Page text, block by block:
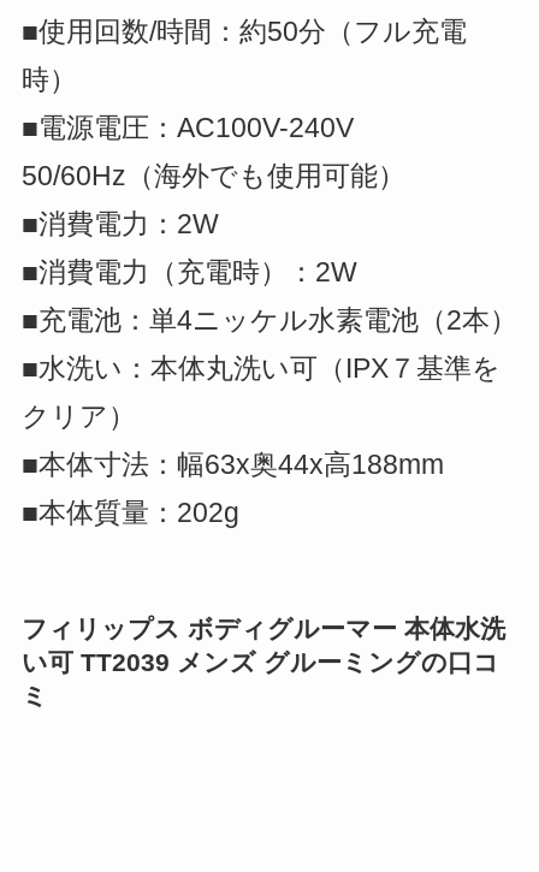
■使用回数/時間：約50分（フル充電
時）
■電源電圧：AC100V-240V
50/60Hz（海外でも使用可能）
■消費電力：2W
■消費電力（充電時）：2W
■充電池：単4ニッケル水素電池（2本）
■水洗い：本体丸洗い可（IPX７基準を
クリア）
■本体寸法：幅63x奥44x高188mm
■本体質量：202g
フィリップス ボディグルーマー 本体水洗
い可 TT2039 メンズ グルーミングの口コ
ミ